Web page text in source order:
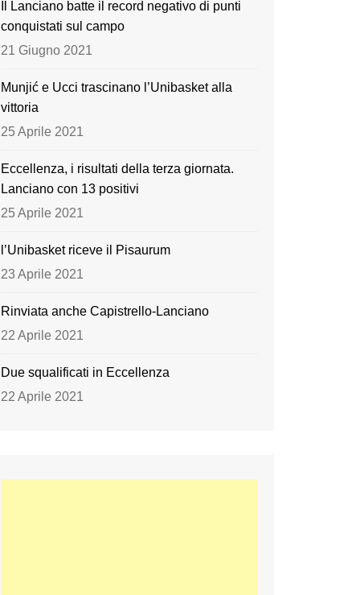
o
k
e
Il Lanciano batte il record negativo di punti
conquistati sul campo
21 Giugno 2021
Munjić e Ucci trascinano l’Unibasket alla
vittoria
25 Aprile 2021
Eccellenza, i risultati della terza giornata.
Lanciano con 13 positivi
25 Aprile 2021
l’Unibasket riceve il Pisaurum
23 Aprile 2021
Rinviata anche Capistrello-Lanciano
22 Aprile 2021
Due squalificati in Eccellenza
22 Aprile 2021